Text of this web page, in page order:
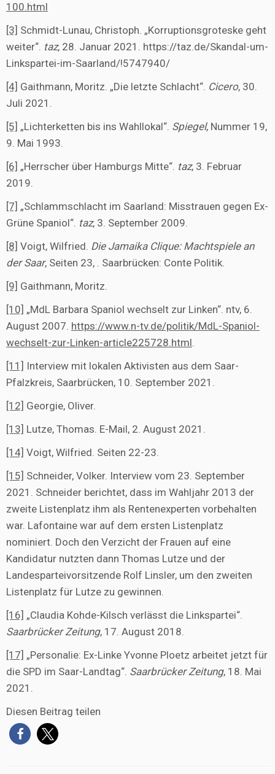
100.html
[3] Schmidt-Lunau, Christoph. „Korruptionsgroteske geht
weiter“. taz, 28. Januar 2021. https://taz.de/Skandal-um-
Linkspartei-im-Saarland/!5747940/
[4] Gaithmann, Moritz. „Die letzte Schlacht“. Cicero, 30.
Juli 2021.
[5] „Lichterketten bis ins Wahllokal“. Spiegel, Nummer 19,
9. Mai 1993.
[6] „Herrscher über Hamburgs Mitte“. taz, 3. Februar
2019.
[7] „Schlammschlacht im Saarland: Misstrauen gegen Ex-
Grüne Spaniol“. taz, 3. September 2009.
[8] Voigt, Wilfried. Die Jamaika Clique: Machtspiele an
der Saar, Seiten 23, . Saarbrücken: Conte Politik.
[9] Gaithmann, Moritz.
[10] „MdL Barbara Spaniol wechselt zur Linken“. ntv, 6.
August 2007. https://www.n-tv.de/politik/MdL-Spaniol-
wechselt-zur-Linken-article225728.html.
[11] Interview mit lokalen Aktivisten aus dem Saar-
Pfalzkreis, Saarbrücken, 10. September 2021.
[12] Georgie, Oliver.
[13] Lutze, Thomas. E-Mail, 2. August 2021.
[14] Voigt, Wilfried. Seiten 22-23.
[15] Schneider, Volker. Interview vom 23. September
2021. Schneider berichtet, dass im Wahljahr 2013 der
zweite Listenplatz ihm als Rentenexperten vorbehalten
war. Lafontaine war auf dem ersten Listenplatz
nominiert. Doch den Verzicht der Frauen auf eine
Kandidatur nutzten dann Thomas Lutze und der
Landesparteivorsitzende Rolf Linsler, um den zweiten
Listenplatz für Lutze zu gewinnen.
[16] „Claudia Kohde-Kilsch verlässt die Linkspartei“.
Saarbrücker Zeitung, 17. August 2018.
[17] „Personalie: Ex-Linke Yvonne Ploetz arbeitet jetzt für
die SPD im Saar-Landtag“. Saarbrücker Zeitung, 18. Mai
2021.
Diesen Beitrag teilen